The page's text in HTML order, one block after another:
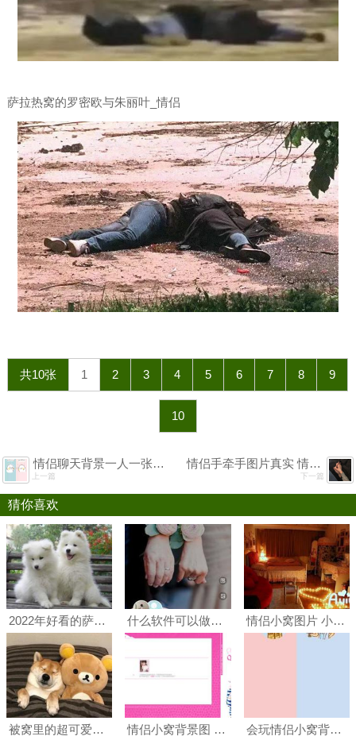
萨拉热窝的罗密欧与朱丽叶_情侣
共10张 1 2 3 4 5 6 7 8 9
10
情侣聊天背景一人一张分开图片 情侣背景图片两张分开一人一半
上一篇
情侣手牵手图片真实 情侣牵手图片真实照片
下一篇
猜你喜欢
2022年好看的萨摩耶图片 萨摩耶图片可爱头像 什么软件可以做情侣的图片 卡通情侣照片用什么软件整 情侣小窝图片 小窝的图片
被窝里的超可爱萌犬高清图片 情侣小窝背景图 适合情侣小窝的背景图 会玩情侣小窝背景图片 会玩我的小窝背景图